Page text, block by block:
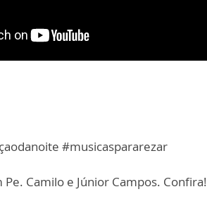
#musicaspararezar
Pe. Camilo e Júnior Campos. Confira!